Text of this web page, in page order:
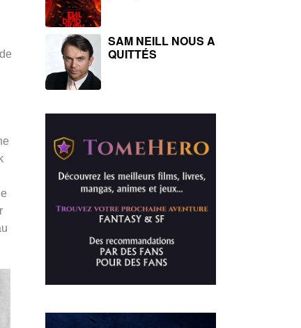
SAM NEILL NOUS A
QUITTÉS